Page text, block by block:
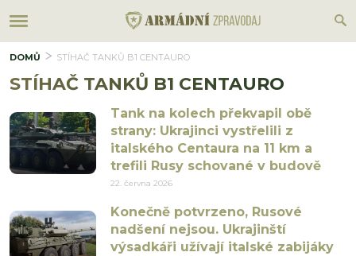
DOMŮ STÍHAČ TANKŮ B1 CENTAURO
STÍHAČ TANKŮ B1 CENTAURO
Tank na kolech překvapil obě
strany: Ukrajinci vystřelili z
italského Centaura na 11 km a
trefili Rusy schované v budově
22. června 2026
Konečně potvrzeno, Rusové
nadšení nejsou. Ukrajinští
výsadkáři užívají italské zabijáky